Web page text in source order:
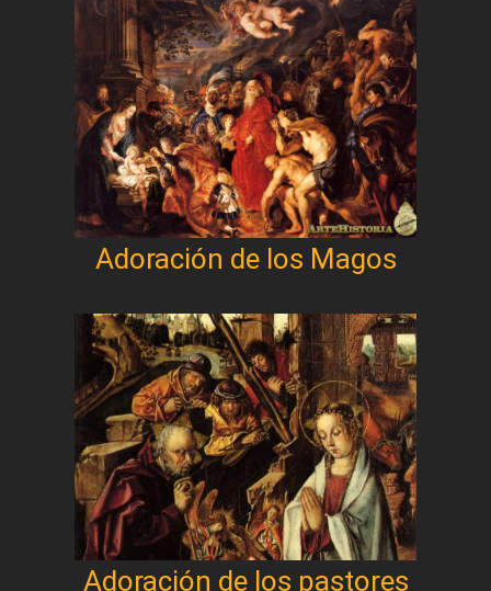
Adoración de los Magos
Adoración de los pastores